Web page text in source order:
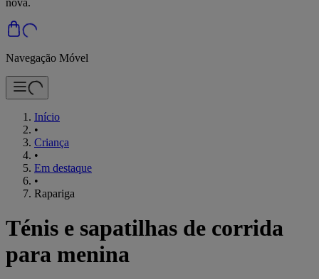
Navegação Móvel
Início
•
Criança
•
Em destaque
•
Rapariga
Ténis e sapatilhas de corrida
para menina